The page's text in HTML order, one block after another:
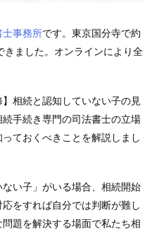
士事務所です。東京国分寺で約
きました。オンラインにより全
相続と認知していない子の見
手続き専門の司法書士の立場
ておくべきことを解説しまし
い子」がいる場合、相続開始
をすれば自分では判断が難し
題を解決する場面で私たち相